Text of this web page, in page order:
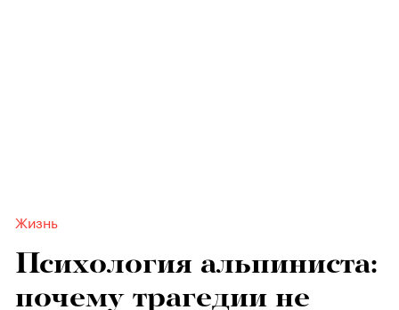
Жизнь
Психология альпиниста:
почему трагедии не